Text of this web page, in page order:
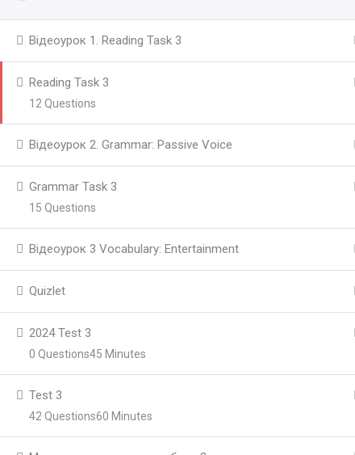
Відеоурок 1. Reading Task 3
Reading Task 3
12 Questions
Відеоурок 2. Grammar: Passive Voice
Grammar Task 3
15 Questions
Відеоурок 3 Vocabulary: Entertainment
Quizlet
2024 Test 3
45 Minutes
0 Questions
Test 3
60 Minutes
42 Questions